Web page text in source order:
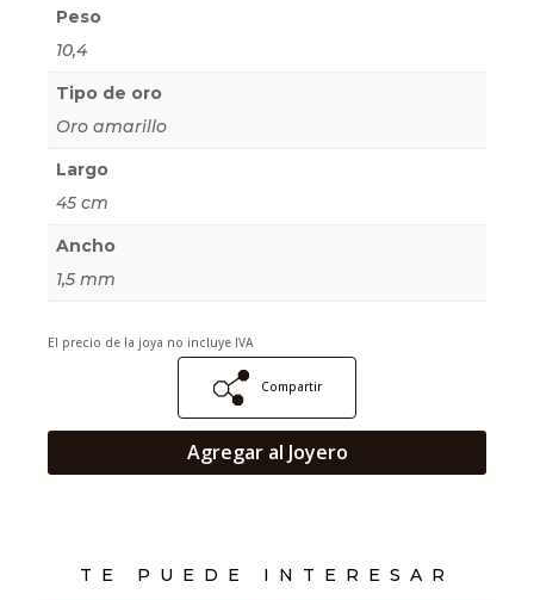
Peso
10,4
Tipo de oro
Oro amarillo
Largo
45 cm
Ancho
1,5 mm
El precio de la joya no incluye IVA
Compartir
Agregar al Joyero
TE PUEDE INTERESAR